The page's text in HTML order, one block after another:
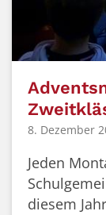
8. Dezember
Jeden
diesem